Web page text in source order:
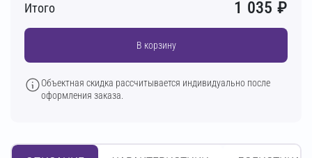
Итого
1 035 ₽
В корзину
Объектная скидка рассчитывается индивидуально после
оформления заказа.